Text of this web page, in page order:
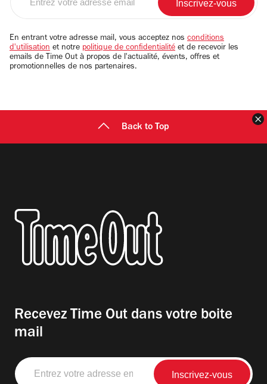
email
En entrant votre adresse mail, vous acceptez nos conditions
d'utilisation et notre politique de confidentialité et de recevoir les
emails de Time Out à propos de l'actualité, évents, offres et
promotionnelles de nos partenaires.
Back to Top
Recevez Time Out dans votre boite
mail
Entrez
votre